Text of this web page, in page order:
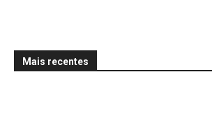
Mais recentes